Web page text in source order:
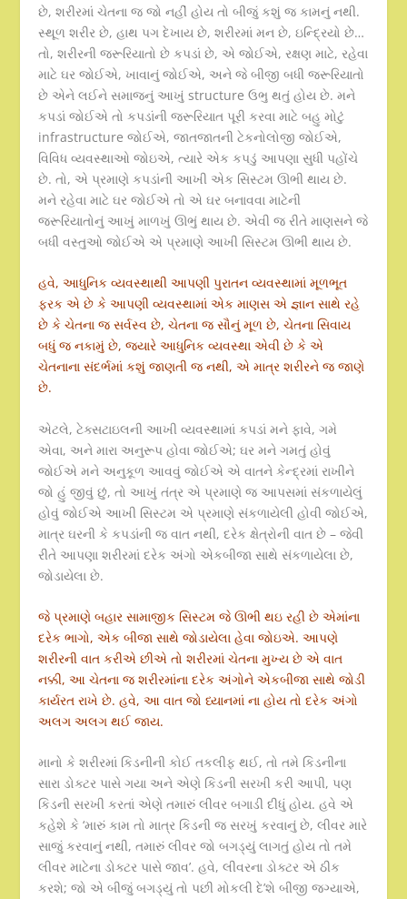
છે, શરીરમાં ચેતના જ જો નહીં હોય તો બીજું કશું જ કામનું નથી.
સ્થૂળ શરીર છે, હાથ પગ દેખાય છે, શરીરમાં મન છે, ઇન્દ્રિયો છે…
તો, શરીરની જરૂરિયાતો છે કપડાં છે, એ જોઈએ, રક્ષણ માટે, રહેવા
માટે ઘર જોઈએ, ખાવાનું જોઈએ, અને જે બીજી બધી જરૂરિયાતો
છે એને લઈને સમાજનું આખું structure ઉભુ થતું હોય છે. મને
કપડાં જોઈએ તો કપડાંની જરૂરિયાત પૂરી કરવા માટે બહુ મોટું
infrastructure જોઈએ, જાતજાતની ટેકનોલોજી જોઈએ,
વિવિધ વ્યવસ્થાઓ જોઇએ, ત્યારે એક કપડું આપણા સુધી પહોંચે
છે. તો, એ પ્રમાણે કપડાંની આખી એક સિસ્ટમ ઊભી થાય છે.
મને રહેવા માટે ઘર જોઈએ તો એ ઘર બનાવવા માટેની
જરૂરિયાતોનું આખું માળખું ઊભું થાય છે. એવી જ રીતે માણસને જે
બધી વસ્તુઓ જોઈએ એ પ્રમાણે આખી સિસ્ટમ ઊભી થાય છે.
હવે, આધુનિક વ્યવસ્થાથી આપણી પુરાતન વ્યવસ્થામાં મૂળભૂત
ફરક એ છે કે આપણી વ્યવસ્થામાં એક માણસ એ જ્ઞાન સાથે રહે
છે કે ચેતના જ સર્વસ્વ છે, ચેતના જ સૌનું મૂળ છે, ચેતના સિવાય
બધું જ નકામું છે, જ્યારે આધુનિક વ્યવસ્થા એવી છે કે એ
ચેતનાના સંદર્ભમાં કશું જાણતી જ નથી, એ માત્ર શરીરને જ જાણે
છે.
એટલે, ટેક્સટાઇલની આખી વ્યવસ્થામાં કપડાં મને ફાવે, ગમે
એવા, અને મારા અનુરૂપ હોવા જોઈએ; ઘર મને ગમતું હોવું
જોઈએ મને અનુકૂળ આવવું જોઈએ એ વાતને કેન્દ્રમાં રાખીને
જો હું જીવું છું, તો આખું તંત્ર એ પ્રમાણે જ આપસમાં સંકળાયેલું
હોવું જોઈએ આખી સિસ્ટમ એ પ્રમાણે સંકળાયેલી હોવી જોઈએ,
માત્ર ઘરની કે કપડાંની જ વાત નથી, દરેક ક્ષેત્રોની વાત છે – જેવી
રીતે આપણા શરીરમાં દરેક અંગો એકબીજા સાથે સંકળાયેલા છે,
જોડાયેલા છે.
જે પ્રમાણે બહાર સામાજીક સિસ્ટમ જે ઊભી થઇ રહી છે એમાંના
દરેક ભાગો, એક બીજા સાથે જોડાયેલા હેવા જોઇએ. આપણે
શરીરની વાત કરીએ છીએ તો શરીરમાં ચેતના મુખ્ય છે એ વાત
નક્કી, આ ચેતના જ શરીરમાંના દરેક અંગોને એકબીજા સાથે જોડી
કાર્યરત રાખે છે. હવે, આ વાત જો ધ્યાનમાં ના હોય તો દરેક અંગો
અલગ અલગ થઈ જાય.
માનો કે શરીરમાં કિડનીની કોઈ તકલીફ થઈ, તો તમે કિડનીના
સારા ડોક્ટર પાસે ગયા અને એણે કિડની સરખી કરી આપી, પણ
કિડની સરખી કરતાં એણે તમારું લીવર બગાડી દીધું હોય. હવે એ
કહેશે કે ‘મારું કામ તો માત્ર કિડની જ સરખું કરવાનું છે, લીવર મારે
સાજું કરવાનું નથી, તમારું લીવર જો બગડ્યું લાગતું હોય તો તમે
લીવર માટેના ડોક્ટર પાસે જાવ’. હવે, લીવરના ડોક્ટર એ ઠીક
કરશે; જો એ બીજું બગડ્યું તો પછી મોકલી દે’શે બીજી જગ્યાએ,